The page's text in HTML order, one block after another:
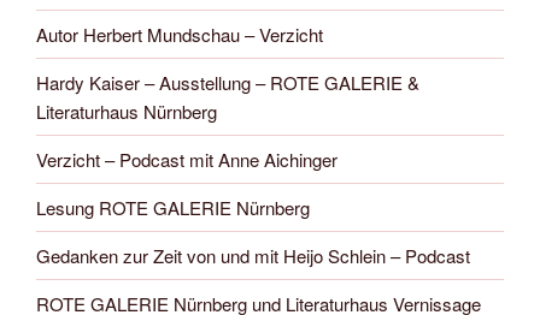
Autor Herbert Mundschau – Verzicht
Hardy Kaiser – Ausstellung – ROTE GALERIE &
Literaturhaus Nürnberg
Verzicht – Podcast mit Anne Aichinger
Lesung ROTE GALERIE Nürnberg
Gedanken zur Zeit von und mit Heijo Schlein – Podcast
ROTE GALERIE Nürnberg und Literaturhaus Vernissage